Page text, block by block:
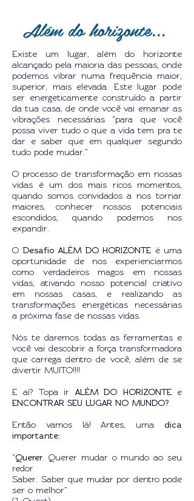
Além do horizonte...
Existe um lugar, além do horizonte
alcançado pela maioria das pessoas, onde
podemos vibrar numa frequência maior,
superior, mais elevada. Este lugar pode
ser energeticamente construído a partir
da tua casa, de onde você vai emanar as
vibrações necessárias “para que você
possa viver tudo o que a vida tem pra te
dar e saber que em qualquer segundo
tudo pode mudar.”
O processo de transformação em nossas
vidas é um dos mais ricos momentos,
quando somos convidados a nos tornar
maiores, conhecer nossos potenciais
escondidos, quando podemos nos
expandir.
O Desafio ALÉM DO HORIZONTE é uma
oportunidade de nos experienciarmos
como verdadeiros magos em nossas
vidas, ativando nosso potencial criativo
em nossas casas, e realizando as
transformações energéticas necessárias
a próxima fase de nossas vidas.
Nós te daremos todas as ferramentas e
você vai descobrir a força transformadora
que carrega dentro de você, além de se
divertir MUITO!!!!
E aí? Topa ir ALÉM DO HORIZONTEe
ENCONTRAR SEU LUGAR NO MUNDO?
Então vamos lá! Antes, uma dica
importante:
“Querer . Querer mudar o mundo ao seu
redor
Saber. Saber que mudar por dentro pode
ser o melhor”